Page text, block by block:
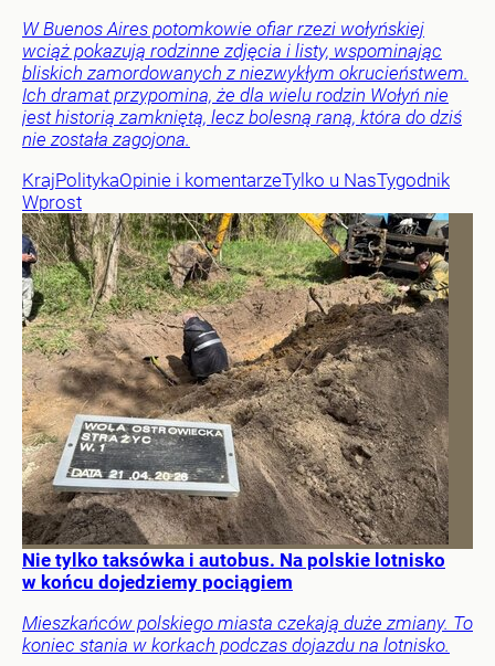
W Buenos Aires potomkowie ofiar rzezi wołyńskiej
wciąż pokazują rodzinne zdjęcia i listy, wspominając
bliskich zamordowanych z niezwykłym okrucieństwem.
Ich dramat przypomina, że dla wielu rodzin Wołyń nie
jest historią zamkniętą, lecz bolesną raną, która do dziś
nie została zagojona.
KrajPolitykaOpinie i komentarzeTylko u NasTygodnik
Wprost
Nie tylko taksówka i autobus. Na polskie lotnisko
w końcu dojedziemy pociągiem
Mieszkańców polskiego miasta czekają duże zmiany. To
koniec stania w korkach podczas dojazdu na lotnisko.